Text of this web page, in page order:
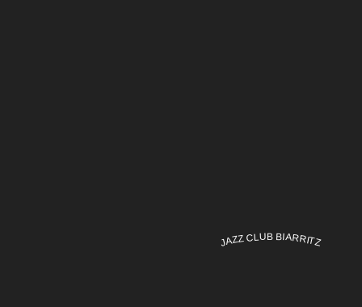
JAZZ CLUB BIARRITZ